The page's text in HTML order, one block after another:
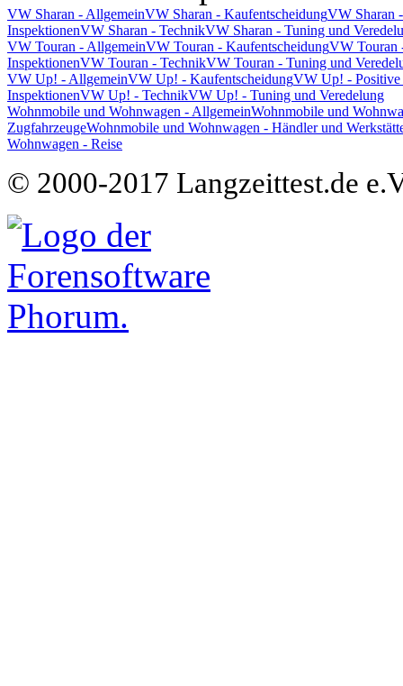
VW Sharan - AllgemeinVW Sharan - KaufentscheidungVW Sharan
InspektionenVW Sharan - TechnikVW Sharan - Tuning und
VW Touran - AllgemeinVW Touran - KaufentscheidungVW Touran
InspektionenVW Touran - TechnikVW Touran - Tuning und
VW Up! - AllgemeinVW Up! - KaufentscheidungVW Up! - Positive
InspektionenVW Up! - TechnikVW Up! - Tuning und Veredelung
Wohnmobile und Wohnwagen - AllgemeinWohnmobile und
ZugfahrzeugeWohnmobile und Wohnwagen - Händler und
Wohnwagen - Reise
© 2000-2017 Langzeittest.de